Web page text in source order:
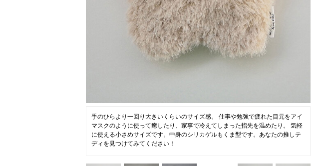
ファッション・トラベル
トラベル小物
ファッション雑貨
バッグ
手のひらより一回り大きいくらいのサイズ感。 仕事や勉強で疲れた目元をアイ
マスクのように使って癒したり、家事で冷えてしまった指先を温めたり。 気軽
に使える小さめサイズです。中身のシリカゲルもくま型です。あなたの推しテ
ディを見つけてみてください！